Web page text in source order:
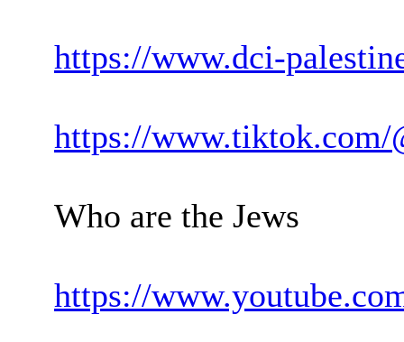
https://www.dci-
https://www.tiktok.com/
Who are the Jews
https://